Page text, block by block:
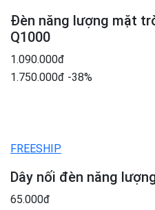
Đèn năng lượng mặt
Q1000
1.090.000đ
1.750.000đ -38%
FREESHIP
Dây nối đèn năng
65.000đ